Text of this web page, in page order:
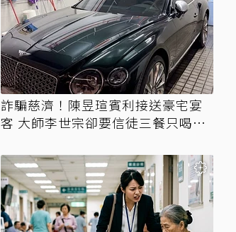
詐騙慈濟！陳昱瑄賓利接送豪宅宴
客 大師李世宗卻要信徒三餐只喝精